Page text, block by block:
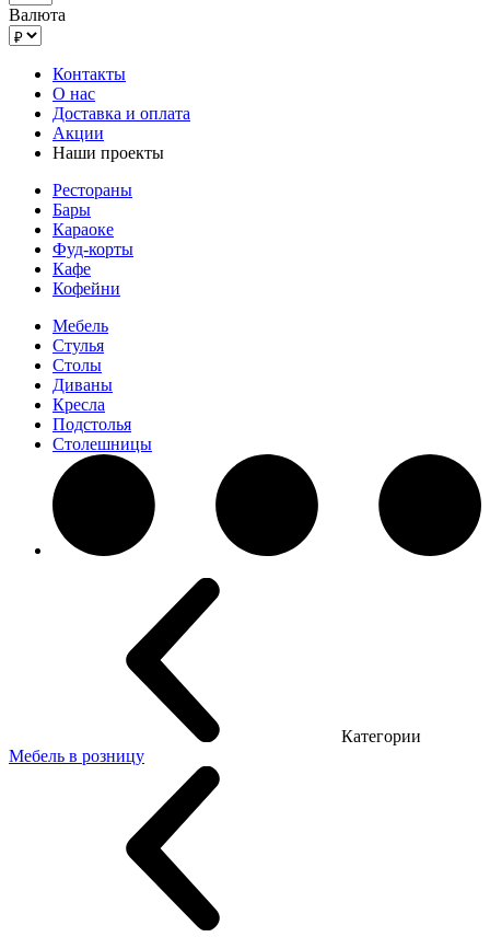
Валюта
Контакты
О нас
Доставка и оплата
Акции
Наши проекты
Рестораны
Бары
Караоке
Фуд-корты
Кафе
Кофейни
Мебель
Стулья
Столы
Диваны
Кресла
Подстолья
Столешницы
Категории
Мебель в розницу